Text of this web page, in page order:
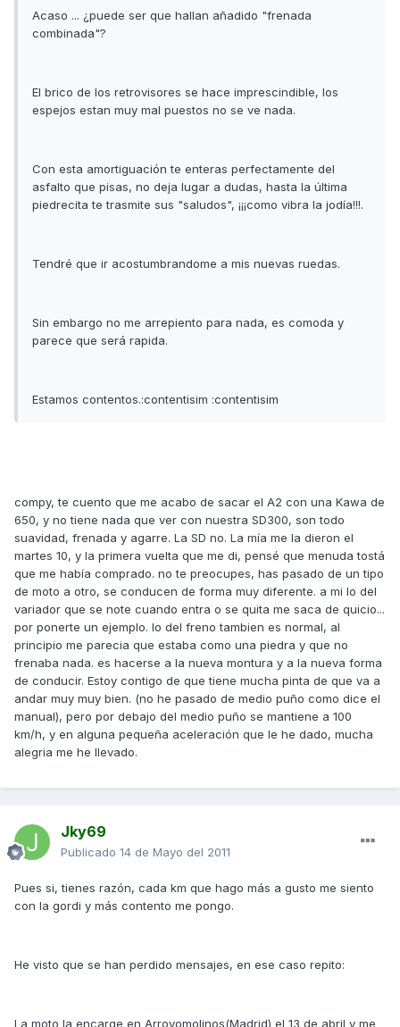
Acaso ... ¿puede ser que hallan añadido "frenada
combinada"?
El brico de los retrovisores se hace imprescindible, los
espejos estan muy mal puestos no se ve nada.
Con esta amortiguación te enteras perfectamente del
asfalto que pisas, no deja lugar a dudas, hasta la última
piedrecita te trasmite sus "saludos", ¡¡¡como vibra la jodía!!!.
Tendré que ir acostumbrandome a mis nuevas ruedas.
Sin embargo no me arrepiento para nada, es comoda y
parece que será rapida.
Estamos contentos.:contentisim :contentisim
compy, te cuento que me acabo de sacar el A2 con una Kawa de
650, y no tiene nada que ver con nuestra SD300, son todo
suavidad, frenada y agarre. La SD no. La mía me la dieron el
martes 10, y la primera vuelta que me di, pensé que menuda tostá
que me había comprado. no te preocupes, has pasado de un tipo
de moto a otro, se conducen de forma muy diferente. a mi lo del
variador que se note cuando entra o se quita me saca de quicio...
por ponerte un ejemplo. lo del freno tambien es normal, al
principio me parecia que estaba como una piedra y que no
frenaba nada. es hacerse a la nueva montura y a la nueva forma
de conducir. Estoy contigo de que tiene mucha pinta de que va a
andar muy muy bien. (no he pasado de medio puño como dice el
manual), pero por debajo del medio puño se mantiene a 100
km/h, y en alguna pequeña aceleración que le he dado, mucha
alegria me he llevado.
Jky69
Publicado 14 de Mayo del 2011
Pues si, tienes razón, cada km que hago más a gusto me siento
con la gordi y más contento me pongo.
He visto que se han perdido mensajes, en ese caso repito:
La moto la encarge en Arroyomolinos(Madrid) el 13 de abril y me